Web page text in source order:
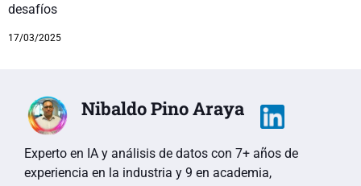
desafíos
17/03/2025
Nibaldo Pino Araya
Experto en IA y análisis de datos con 7+ años de
experiencia en la industria y 9 en academia,